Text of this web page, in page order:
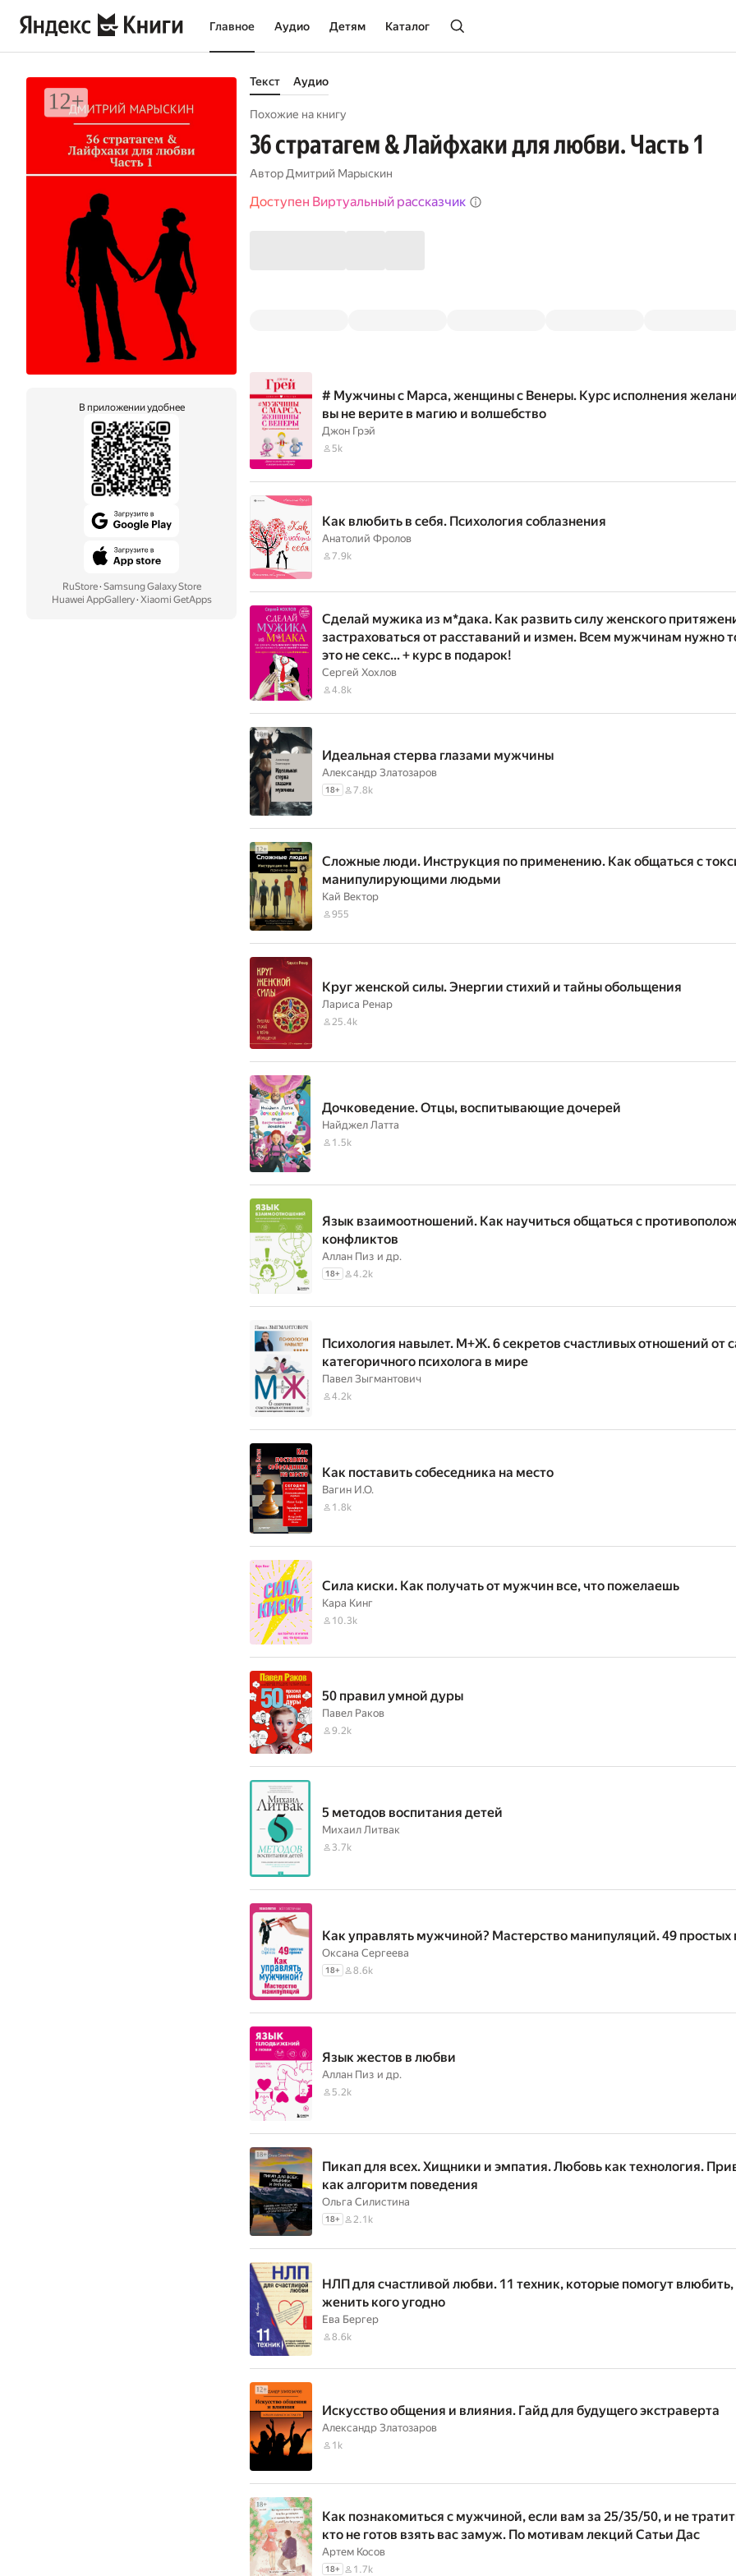
Главное Аудио Детям Каталог
В приложении удобнее
RuStore· Samsung Galaxy Store
Huawei AppGallery· Xiaomi GetApps
Текст Аудио
Похожие на книгу
36 стратагем & Лайфхаки для любви. Часть 1
Автор Дмитрий Марыскин
Доступен Виртуальный рассказчик
# Мужчины с Марса, женщины с Венеры. Курс исполнения
вы не верите в магию и волшебство
Джон Грэй
5k
Как влюбить в себя. Психология соблазнения
Анатолий Фролов
7.9k
Сделай мужика из м*дака. Как развить силу женского
застраховаться от расставаний и измен. Всем мужчинам нужно
это не секс… + курс в подарок!
Сергей Хохлов
4.8k
Идеальная стерва глазами мужчины
Александр Златозаров
18+ 7.8k
Сложные люди. Инструкция по применению. Как общаться с
манипулирующими людьми
Кай Вектор
955
Круг женской силы. Энергии стихий и тайны обольщения
Лариса Ренар
25.4k
Дочковедение. Отцы, воспитывающие дочерей
Найджел Латта
1.5k
Язык взаимоотношений. Как научиться общаться с
конфликтов
Аллан Пиз и др.
18+ 4.2k
Психология навылет. М+Ж. 6 секретов счастливых отношений от
категоричного психолога в мире
Павел Зыгмантович
4.2k
Как поставить собеседника на место
Вагин И.О.
1.8k
Сила киски. Как получать от мужчин все, что пожелаешь
Кара Кинг
10.3k
50 правил умной дуры
Павел Раков
9.2k
5 методов воспитания детей
Михаил Литвак
3.7k
Как управлять мужчиной? Мастерство манипуляций. 49 простых
Оксана Сергеева
18+ 8.6k
Язык жестов в любви
Аллан Пиз и др.
5.2k
Пикап для всех. Хищники и эмпатия. Любовь как технология.
как алгоритм поведения
Ольга Силистина
18+ 2.1k
НЛП для счастливой любви. 11 техник, которые помогут влюбить,
женить кого угодно
Ева Бергер
8.6k
Искусство общения и влияния. Гайд для будущего экстраверта
Александр Златозаров
1k
Как познакомиться с мужчиной, если вам за 25/35/50, и не
кто не готов взять вас замуж. По мотивам лекций Сатьи Дас
Артем Косов
18+ 1.7k